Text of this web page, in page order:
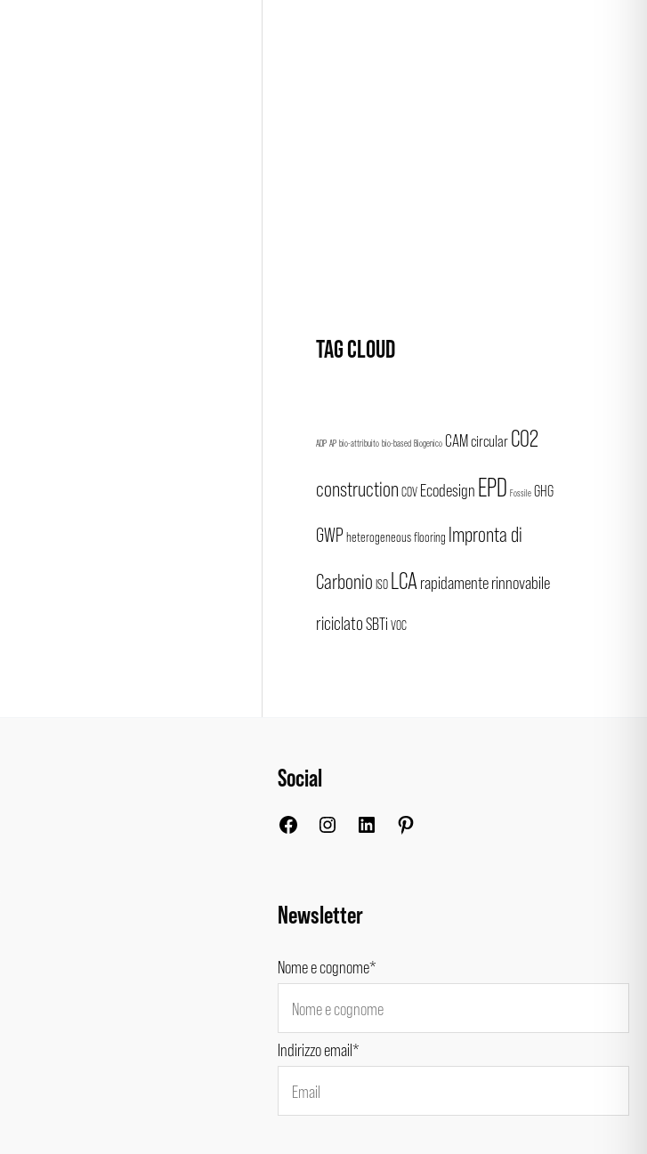
TAG CLOUD
ADP AP bio-attribuito bio-based Biogenico CAMcircularCO2
construction COV Ecodesign EPD Fossile GHG
GWP heterogeneous flooring Impronta di
Carbonio ISO LCA rapidamente rinnovabile
riciclatoSBTi VOC
Social
Facebook
Newsletter
Nome e cognome*
Indirizzo email*